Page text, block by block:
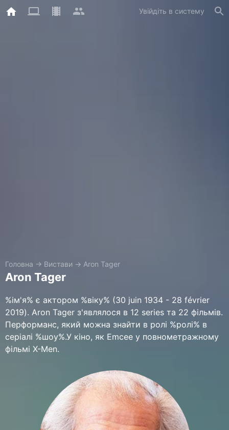
Увійдіть в систему
Головна → Вистави → Aron Tager
Aron Tager
%ім'я% є актором %віку% (30 juin 1934 - 28 février
2019). Aron Tager з'являлося в 12 series та 22 фільмів.
Перформанс, який можна знайти в ролі %ролі% в
серіалі %шоу%.У кіно, як Emcee у повнометражному
фільмі X-Men.